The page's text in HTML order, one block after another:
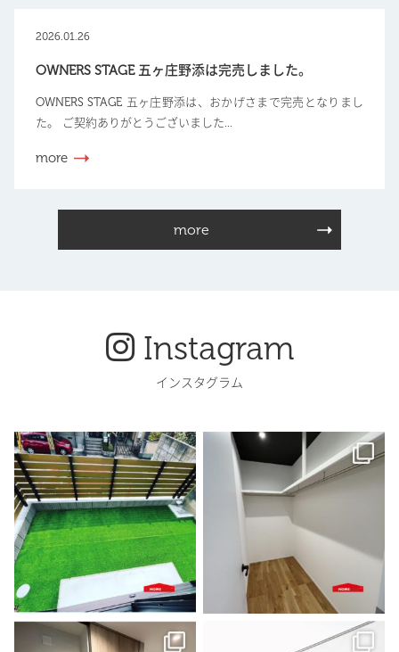
2026.01.26
OWNERS STAGE 五ヶ庄野添は完売しました。
OWNERS STAGE 五ヶ庄野添は、おかげさまで完売となりまし
た。 ご契約ありがとうございました...
more
more
Instagram
インスタグラム